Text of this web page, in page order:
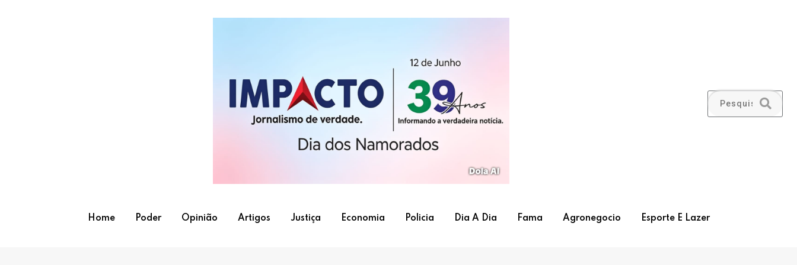
Home Poder Opinião Artigos Justiça Economia Policia Dia A Dia Fama Agronegocio Esporte E Lazer